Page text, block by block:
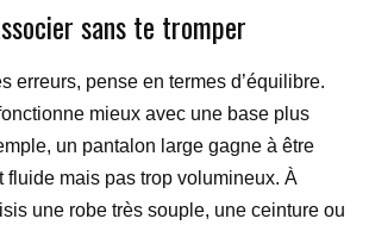
sans te tromper
erreurs, pense en termes d’équilibre.
mieux avec une base plus
un pantalon large gagne à être
fluide mais pas trop volumineux. À
une robe très souple, une ceinture ou